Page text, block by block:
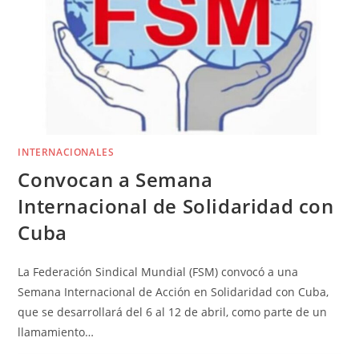
INTERNACIONALES
Convocan a Semana
Internacional de Solidaridad con
Cuba
La Federación Sindical Mundial (FSM) convocó a una
Semana Internacional de Acción en Solidaridad con Cuba,
que se desarrollará del 6 al 12 de abril, como parte de un
llamamiento…